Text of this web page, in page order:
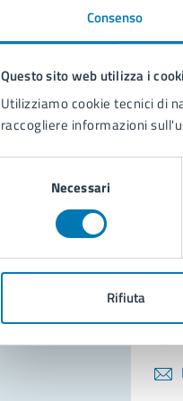
Consenso
Questo sito web utilizza i
Utilizziamo cookie tecnici di
raccogliere informazioni
Necessari
Rifiuta
Valuta